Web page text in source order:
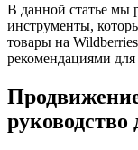
В данной статье мы
инструменты,
товары на
рекомендациями для